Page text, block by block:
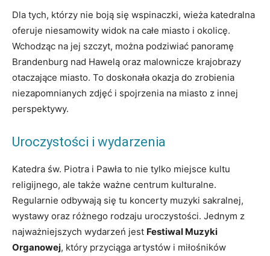
Dla tych, którzy nie boją się wspinaczki, wieża katedralna
oferuje niesamowity widok na całe miasto i okolicę.
Wchodząc na jej szczyt, można podziwiać panoramę
Brandenburg nad Hawelą oraz malownicze krajobrazy
otaczające miasto. To doskonała okazja do zrobienia
niezapomnianych zdjęć i spojrzenia na miasto z innej
perspektywy.
Uroczystości i wydarzenia
Katedra św. Piotra i Pawła to nie tylko miejsce kultu
religijnego, ale także ważne centrum kulturalne.
Regularnie odbywają się tu koncerty muzyki sakralnej,
wystawy oraz różnego rodzaju uroczystości. Jednym z
najważniejszych wydarzeń jest Festiwal Muzyki
Organowej, który przyciąga artystów i miłośników